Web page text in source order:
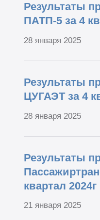
Результаты
ПАТП-5 за 4
28 января 2025
Результаты
ЦУГАЭТ за 4
28 января 2025
Результаты
квартал 2024г
21 января 2025